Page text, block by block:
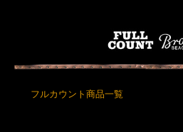
フルカウント商品一覧